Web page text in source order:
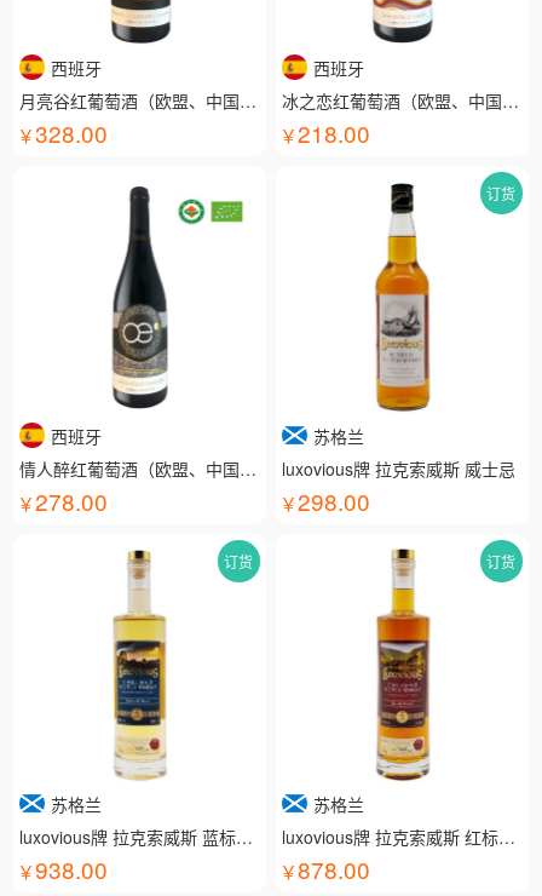
西班牙
月亮谷红葡萄酒（欧盟、中国有机认证）
328.00
西班牙
冰之恋红葡萄酒（欧盟、中国有机认证）
218.00
西班牙
情人醉红葡萄酒（欧盟、中国有机认证）
278.00
订货
苏格兰
luxovious牌 拉克索威斯 威士忌
298.00
订货
苏格兰
luxovious牌 拉克索威斯 蓝标威士忌
938.00
订货
苏格兰
luxovious牌 拉克索威斯 红标威士忌
878.00